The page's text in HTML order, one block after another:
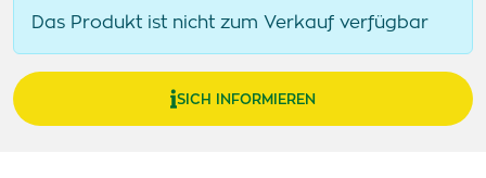
Das Produkt ist nicht zum Verkauf verfügbar
SICH INFORMIEREN